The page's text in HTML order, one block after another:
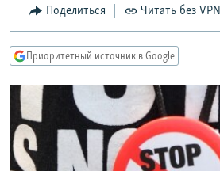
главной
навигации
Вернутся
поиску
КУЛЬТУРА
IDEL.РЕАЛИИ
КАВКАЗ.РЕАЛИИ
СЕВЕР.РЕАЛИИ
СИБИРЬ.РЕАЛИИ
РАСПИСАНИЕ ВЕЩАНИЯ
Поделиться Читать без VPN
Приоритетный источник в Google